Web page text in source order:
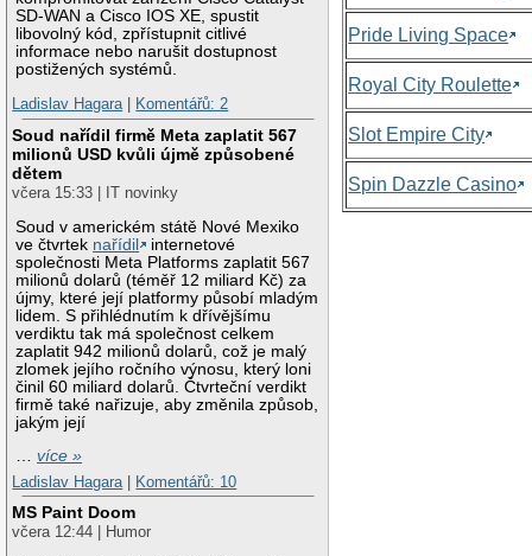
SD-WAN a Cisco IOS XE, spustit
libovolný kód, zpřístupnit citlivé
informace nebo narušit dostupnost
postižených systémů.
Ladislav Hagara| Komentářů: 2
Soud nařídil firmě Meta zaplatit 567
milionů USD kvůli újmě způsobené
dětem
včera 15:33 | IT novinky
Soud v americkém státě Nové Mexiko
ve čtvrtek nařídil
internetové
společnosti Meta Platforms zaplatit 567
milionů dolarů (téměř 12 miliard Kč) za
újmy, které její platformy působí mladým
lidem. S přihlédnutím k dřívějšímu
verdiktu tak má společnost celkem
zaplatit 942 milionů dolarů, což je malý
zlomek jejího ročního výnosu, který loni
činil 60 miliard dolarů. Čtvrteční verdikt
firmě také nařizuje, aby změnila způsob,
jakým její
…více »
Ladislav Hagara
Komentářů: 10
MS Paint Doom
včera 12:44 | Humor
Pride Living Space
Royal City Roulette
Slot Empire City
Spin Dazzle Casino